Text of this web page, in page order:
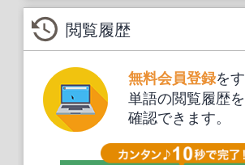
閲覧履歴
無料会員登録をす
単語の閲覧履歴を
確認できます。